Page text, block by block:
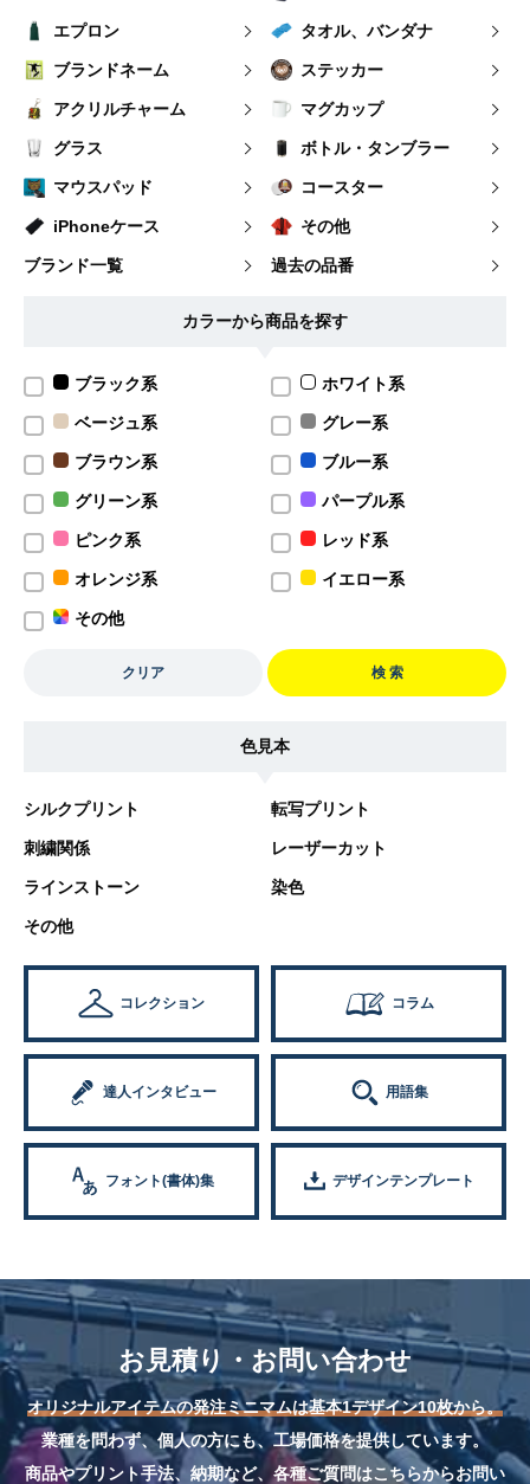
エプロン タオル、バンダナ
ブランドネーム ステッカー
アクリルチャーム マグカップ
グラス ボトル・タンブラー
マウスパッド コースター
iPhoneケース その他
ブランド一覧 過去の品番
カラーから商品を探す
ブラック系 ホワイト系
ベージュ系 グレー系
ブラウン系 ブルー系
グリーン系 パープル系
ピンク系 レッド系
オレンジ系 イエロー系
その他
クリア 検 索
色見本
シルクプリント 転写プリント
刺繍関係 レーザーカット
ラインストーン 染色
その他
コレクション コラム
達人インタビュー 用語集
フォント(書体)集 デザインテンプレート
お見積り・お問い合わせ
オリジナルアイテムの発注ミニマムは基本1デザイン10枚から。
業種を問わず、個人の方にも、工場価格を提供しています。
商品やプリント手法、納期など、各種ご質問はこちらからお問い